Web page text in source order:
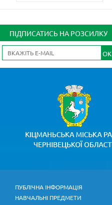
ПІДПИСАТИСЬ НА РОЗСИЛКУ
OK
ПУБЛІЧНА ІНФОРМАЦІЯ
НАВЧАЛЬНІ ПРЕДМЕТИ